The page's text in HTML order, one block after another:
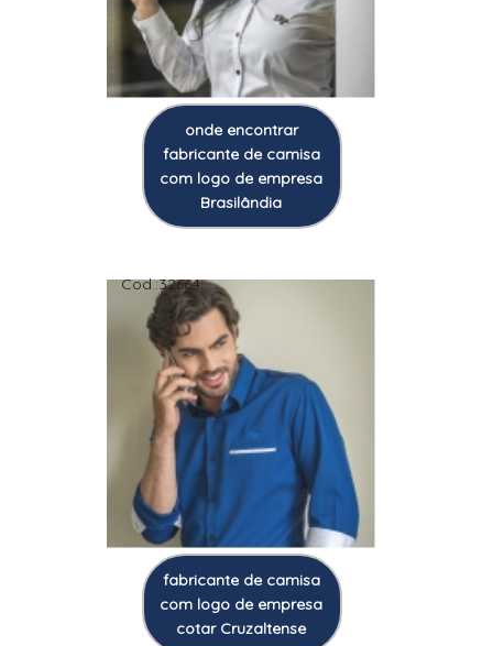
onde encontrar
fabricante de camisa
com logo de empresa
Brasilândia
Cod.:32664
fabricante de camisa
com logo de empresa
cotar Cruzaltense